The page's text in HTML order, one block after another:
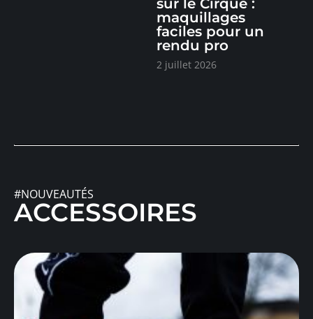
sur le Cirque :
maquillages
faciles pour un
rendu pro
2 juillet 2026
#NOUVEAUTÉS
ACCESSOIRES